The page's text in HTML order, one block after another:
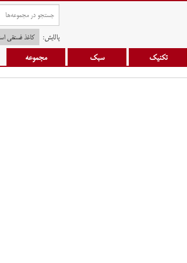
پالایش: کاغذ فُستُقی
تکنیک سبک مجموعه